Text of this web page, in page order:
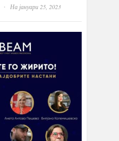
· На јануари 25, 2023